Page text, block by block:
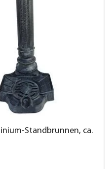
Standbrunnen, ca.